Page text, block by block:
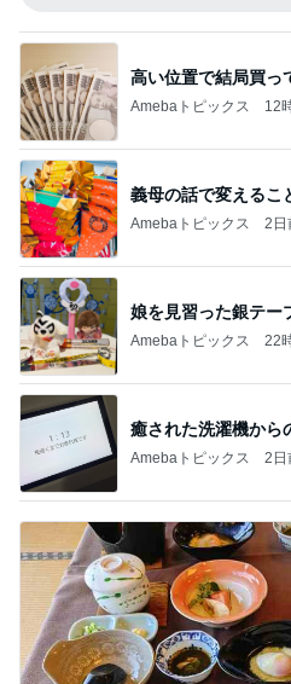
高い位置で結局買っ
Amebaトピックス 12
義母の話で変えるこ
Amebaトピックス 2日
娘を見習った銀テー
Amebaトピックス 22
癒された洗濯機から
Amebaトピックス 2日